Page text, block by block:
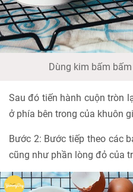
Dùng kim bấm
Sau đó tiến hành cuộn tròn
ở phía bên trong của khuôn
Bước 2: Bước tiếp theo các
cũng như phần lòng đỏ của